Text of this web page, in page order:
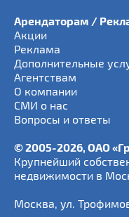
Арендаторам /
Акции
Реклама
Дополнительные
Агентствам
О компании
СМИ о нас
Вопросы и ответы
© 2005-2026, ОАО
Крупнейший
недвижимости в
Москва, ул.